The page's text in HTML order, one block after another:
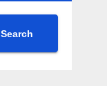
Search